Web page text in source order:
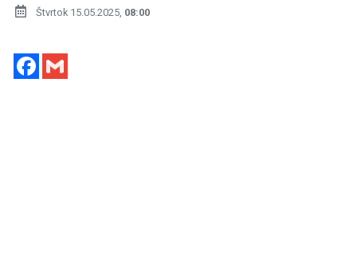
Štvrtok 15.05.2025, 08:00
Facebook